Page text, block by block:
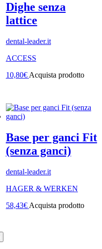
Dighe senza
lattice
dental-leader.it
ACCESS
10,80€ Acquista prodotto
Base per ganci Fit
(senza ganci)
dental-leader.it
HAGER & WERKEN
58,43€ Acquista prodotto